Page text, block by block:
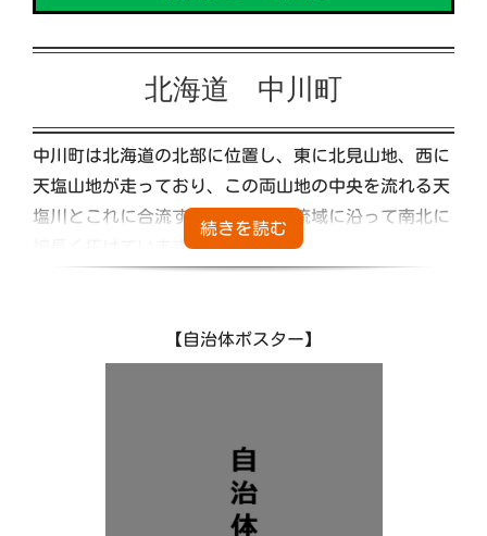
交流自治体の紹介
実行委員会について
北海道 中川町
中川町は北海道の北部に位置し、東に北見山地、西に
天塩山地が走っており、この両山地の中央を流れる天
塩川とこれに合流する安平志内川流域に沿って南北に
細長く拓けています。
気候は日本海沿岸型に属し、春は雨が少なく秋に多く
なります。また寒さが厳しく積雪も多いのが特徴で
【自治体ポスター】